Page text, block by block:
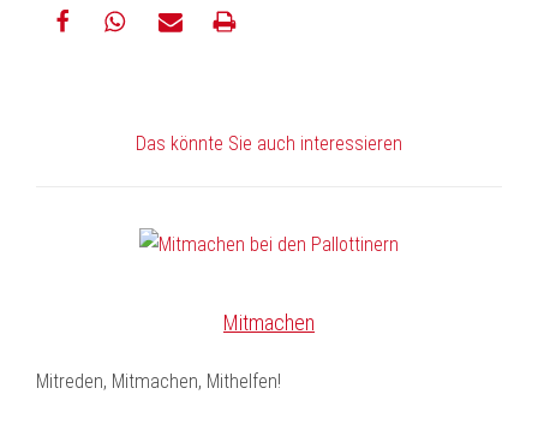
Das könnte Sie auch interessieren
Mitmachen
Mitreden, Mitmachen, Mithelfen!